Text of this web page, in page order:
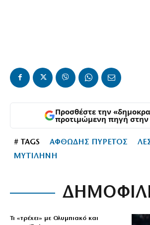
Προσθέστε την
προτιμώμενη πηγή στην
# TAGS ΑΦΘΩΔΗΣ ΠΥΡΕΤΟΣ
ΜΥΤΙΛΗΝΗ
Τι «τρέχει» με Ολυμπιακό και